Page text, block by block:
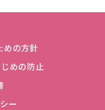
めの方針
めの防止
ー